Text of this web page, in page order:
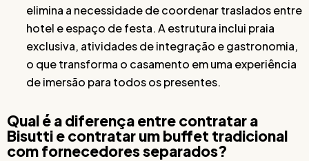
elimina a necessidade de coordenar traslados entre
hotel e espaço de festa. A estrutura inclui praia
exclusiva, atividades de integração e gastronomia,
o que transforma o casamento em uma experiência
de imersão para todos os presentes.
Qual é a diferença entre contratar a
Bisutti e contratar um buffet tradicional
com fornecedores separados?